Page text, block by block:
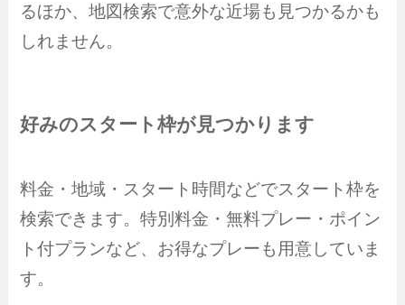
るほか、地図検索で意外な近場も見つかるかも
しれません。
好みのスタート枠が見つかります
料金・地域・スタート時間などでスタート枠を
検索できます。特別料金・無料プレー・ポイン
ト付プランなど、お得なプレーも用意していま
す。